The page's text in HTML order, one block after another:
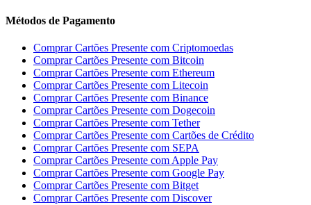
Métodos de Pagamento
Comprar Cartões Presente com Criptomoedas
Comprar Cartões Presente com Bitcoin
Comprar Cartões Presente com Ethereum
Comprar Cartões Presente com Litecoin
Comprar Cartões Presente com Binance
Comprar Cartões Presente com Dogecoin
Comprar Cartões Presente com Tether
Comprar Cartões Presente com Cartões de Crédito
Comprar Cartões Presente com SEPA
Comprar Cartões Presente com Apple Pay
Comprar Cartões Presente com Google Pay
Comprar Cartões Presente com Bitget
Comprar Cartões Presente com Discover